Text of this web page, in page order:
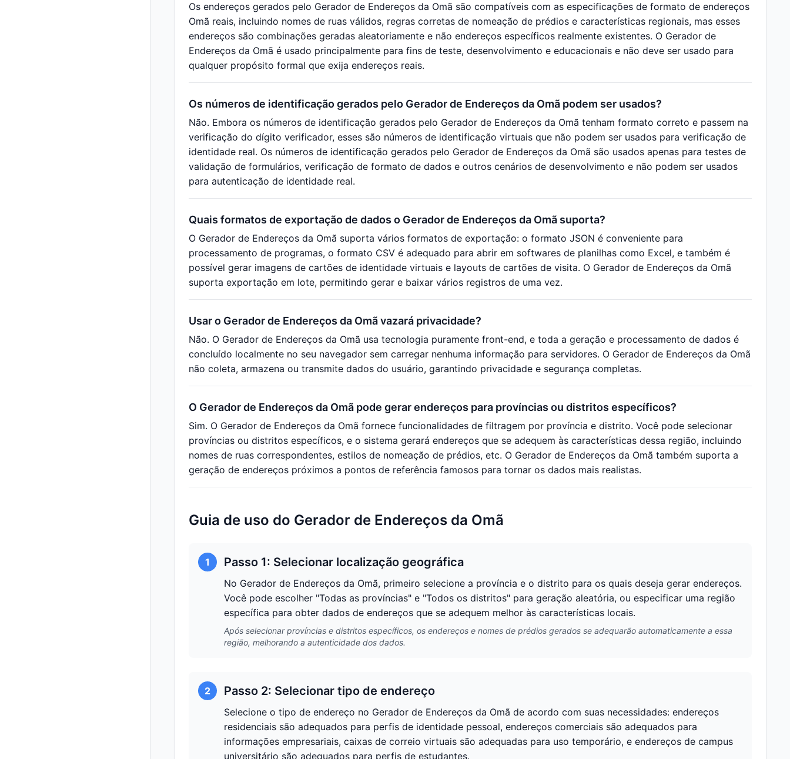
Os endereços gerados pelo Gerador de Endereços da Omã são compatíveis com as especificações de formato de endereços
Omã reais, incluindo nomes de ruas válidos, regras corretas de nomeação de prédios e características regionais, mas esses
endereços são combinações geradas aleatoriamente e não endereços específicos realmente existentes. O Gerador de
Endereços da Omã é usado principalmente para fins de teste, desenvolvimento e educacionais e não deve ser usado para
qualquer propósito formal que exija endereços reais.
Os números de identificação gerados pelo Gerador de Endereços da Omã podem ser usados?
Não. Embora os números de identificação gerados pelo Gerador de Endereços da Omã tenham formato correto e passem na
verificação do dígito verificador, esses são números de identificação virtuais que não podem ser usados para verificação de
identidade real. Os números de identificação gerados pelo Gerador de Endereços da Omã são usados apenas para testes de
validação de formulários, verificação de formato de dados e outros cenários de desenvolvimento e não podem ser usados
para autenticação de identidade real.
Quais formatos de exportação de dados o Gerador de Endereços da Omã suporta?
O Gerador de Endereços da Omã suporta vários formatos de exportação: o formato JSON é conveniente para
processamento de programas, o formato CSV é adequado para abrir em softwares de planilhas como Excel, e também é
possível gerar imagens de cartões de identidade virtuais e layouts de cartões de visita. O Gerador de Endereços da Omã
suporta exportação em lote, permitindo gerar e baixar vários registros de uma vez.
Usar o Gerador de Endereços da Omã vazará privacidade?
Não. O Gerador de Endereços da Omã usa tecnologia puramente front-end, e toda a geração e processamento de dados é
concluído localmente no seu navegador sem carregar nenhuma informação para servidores. O Gerador de Endereços da Omã
não coleta, armazena ou transmite dados do usuário, garantindo privacidade e segurança completas.
O Gerador de Endereços da Omã pode gerar endereços para províncias ou distritos específicos?
Sim. O Gerador de Endereços da Omã fornece funcionalidades de filtragem por província e distrito. Você pode selecionar
províncias ou distritos específicos, e o sistema gerará endereços que se adequem às características dessa região, incluindo
nomes de ruas correspondentes, estilos de nomeação de prédios, etc. O Gerador de Endereços da Omã também suporta a
geração de endereços próximos a pontos de referência famosos para tornar os dados mais realistas.
Guia de uso do Gerador de Endereços da Omã
1 Passo 1: Selecionar localização geográfica
No Gerador de Endereços da Omã, primeiro selecione a província e o distrito para os quais deseja gerar endereços.
Você pode escolher "Todas as províncias" e "Todos os distritos" para geração aleatória, ou especificar uma região
específica para obter dados de endereços que se adequem melhor às características locais.
Após selecionar províncias e distritos específicos, os endereços e nomes de prédios gerados se adequarão automaticamente a essa
região, melhorando a autenticidade dos dados.
2 Passo 2: Selecionar tipo de endereço
Selecione o tipo de endereço no Gerador de Endereços da Omã de acordo com suas necessidades: endereços
residenciais são adequados para perfis de identidade pessoal, endereços comerciais são adequados para
informações empresariais, caixas de correio virtuais são adequadas para uso temporário, e endereços de campus
universitário são adequados para perfis de estudantes.